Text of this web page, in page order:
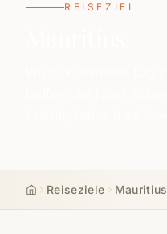
REISEZIEL
StartReiseziele Mauritius